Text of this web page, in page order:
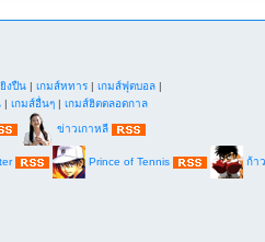
งปืน| เกมส์หทาร| เกมส์ฟุตบอล|
| เกมส์อื่นๆ | เกมส์ฮิตตลอดกาล
ข่าวเกาหลี
Prince of Tennis ก้า